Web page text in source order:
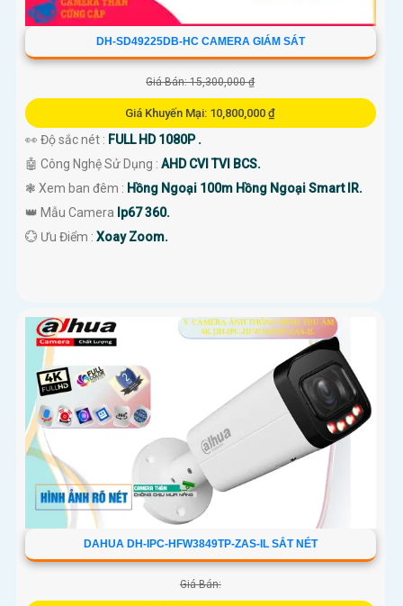
DH-SD49225DB-HC CAMERA GIÁM SÁT
Giá Bán: 15,300,000 ₫
Giá Khuyến Mại: 10,800,000 ₫
👀 Độ sắc nét : FULL HD 1080P .
🤖️ Công Nghệ Sử Dụng : AHD CVI TVI BCS.
❃ Xem ban đêm : Hồng Ngoại 100m Hồng Ngoại Smart IR.
👑 Mẫu Camera Ip67 360.
️💮 Ưu Điểm : Xoay Zoom.
DAHUA DH-IPC-HFW3849TP-ZAS-IL SẮT NÉT
Giá Bán: